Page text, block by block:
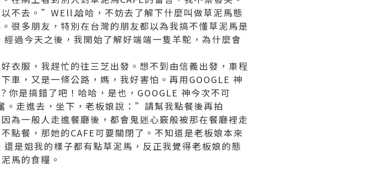
不去。”WEll⋯⋯哈哈，不妨去了解下什麼叫做草泥馬態
很多朋友，特別在台灣的朋友都以為我搞不懂草泥馬是
過今天之後，我開始了解好端端一隻羊駝，為什麼會
衣服，我趕忙的往三芝出發。想不到由信義出發，車程
車，又是一條公路，媽，我好害怕。再用GOOGLE 神
你是搞錯了吧！哈哈，是也，GOOGLE 神今次不可
。走進去，坐下，老板娘說：”請幫我點餐後再拍
為一般人走進餐廳後，都會鬼迷心竅般被那在餐廳裡走
點餐，那她的CAFE可要關閉了。不知道是老板娘本來
是姐我的樣子都有點草泥馬，反正我覺得老板娘的態
馬的食糧。